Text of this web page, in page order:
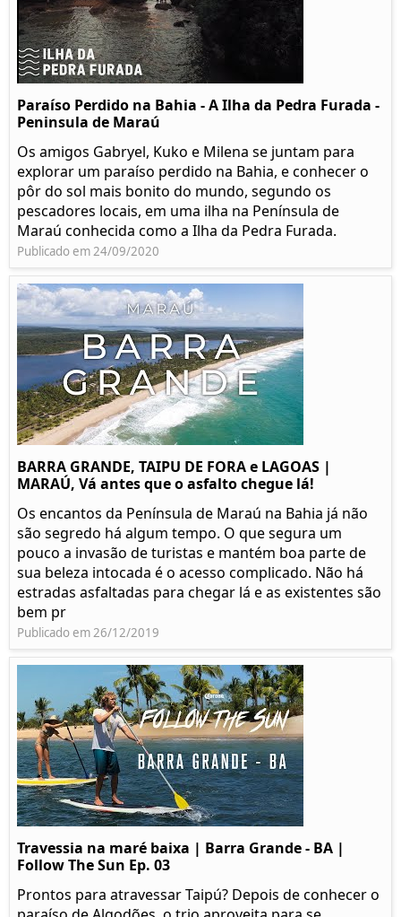
Paraíso Perdido na Bahia - A Ilha da Pedra Furada -
Peninsula de Maraú
Os amigos Gabryel, Kuko e Milena se juntam para
explorar um paraíso perdido na Bahia, e conhecer o
pôr do sol mais bonito do mundo, segundo os
pescadores locais, em uma ilha na Península de
Maraú conhecida como a Ilha da Pedra Furada.
Publicado em 24/09/2020
BARRA GRANDE, TAIPU DE FORA e LAGOAS |
MARAÚ, Vá antes que o asfalto chegue lá!
Os encantos da Península de Maraú na Bahia já não
são segredo há algum tempo. O que segura um
pouco a invasão de turistas e mantém boa parte de
sua beleza intocada é o acesso complicado. Não há
estradas asfaltadas para chegar lá e as existentes são
bem pr
Publicado em 26/12/2019
Travessia na maré baixa | Barra Grande - BA |
Follow The Sun Ep. 03
Prontos para atravessar Taipú? Depois de conhecer o